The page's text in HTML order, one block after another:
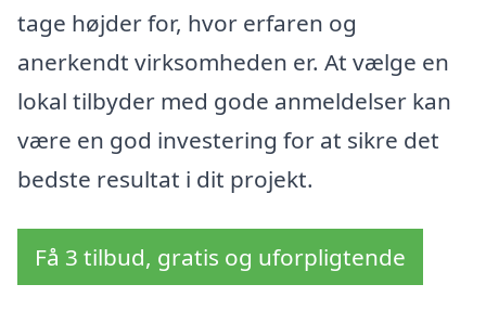
tage højder for, hvor erfaren og
anerkendt virksomheden er. At vælge en
lokal tilbyder med gode anmeldelser kan
være en god investering for at sikre det
bedste resultat i dit projekt.
Få 3 tilbud, gratis og uforpligtende